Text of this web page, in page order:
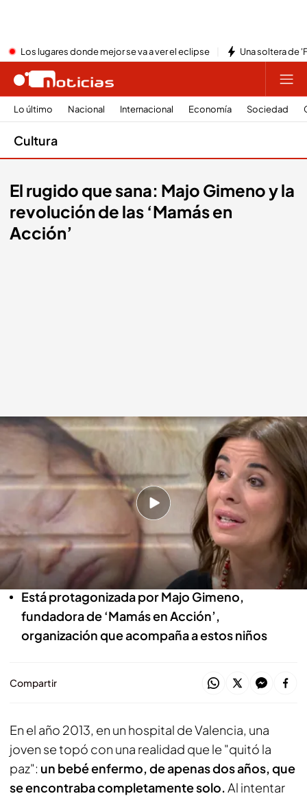
Los lugares donde mejor se va a ver el eclipse Una soltera de
Lo último Nacional Internacional Economía Sociedad
Cultura
El rugido que sana: Majo Gimeno y la
revolución de las ‘Mamás en
Acción’
El rugido que sana: Majo Gimeno y la revolución de las ‘Mamás en Acción’
Realización: Gabriel Pérez Iglesias
Miguel Manso
08 MAY 2026 - 14:43h.
Se entrena la película documental ‘Leonas’,
que pone el foco en los menores
hospitalizados que están solos
Está protagonizada por Majo Gimeno,
fundadora de ‘Mamás en Acción’,
organización que acompaña a estos niños
Compartir
En el año 2013, en un hospital de Valencia, una
joven se topó con una realidad que le "quitó la
paz": un bebé enfermo, de apenas dos años, que
se encontraba completamente solo.Al intentar